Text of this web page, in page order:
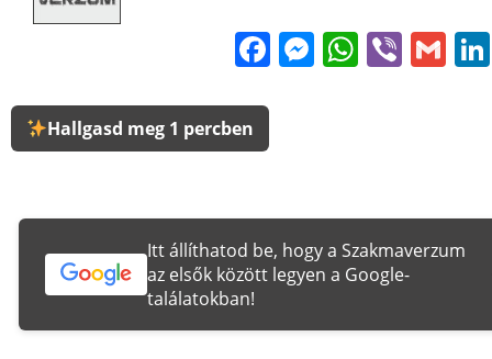
FacebookViber
Hallgasd meg 1 percben
Itt állíthatod be, hogy a Szakmaverzum
az elsők között legyen a Google-
találatokban!